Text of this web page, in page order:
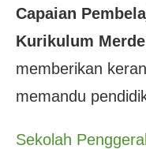
Capaian
Kurikulum
memberikan
memandu
Sekolah